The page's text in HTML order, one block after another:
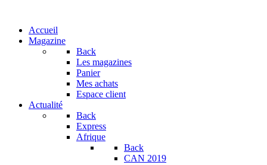
Accueil
Magazine
Back
Les magazines
Panier
Mes achats
Espace client
Actualité
Back
Express
Afrique
Back
CAN 2019